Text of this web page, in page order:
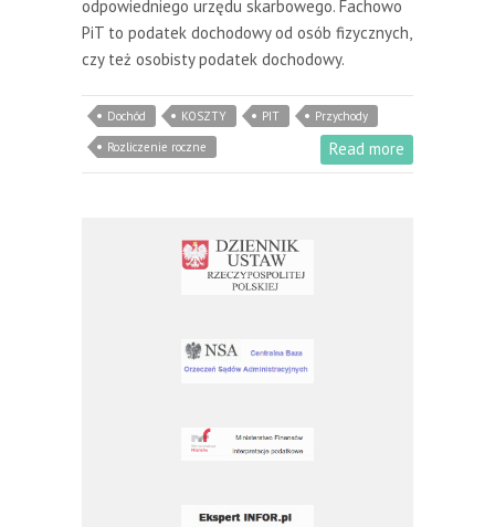
odpowiedniego urzędu skarbowego. Fachowo
PiT to podatek dochodowy od osób fizycznych,
czy też osobisty podatek dochodowy.
Dochód KOSZTY PIT
Przychody
Rozliczenie roczne
Read more